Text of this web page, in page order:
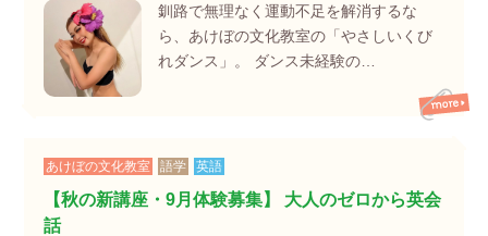
釧路で無理なく運動不足を解消するな
ら、あけぼの文化教室の「やさしいくび
れダンス」。 ダンス未経験の…
あけぼの文化教室 語学 英語
【秋の新講座・9月体験募集】 大人のゼロから英会
話